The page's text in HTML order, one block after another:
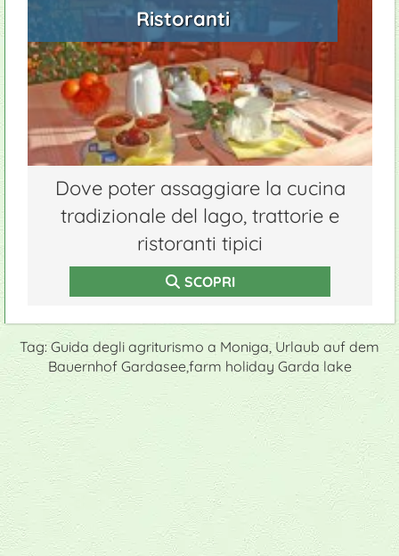
Ristoranti
Dove poter assaggiare la cucina
tradizionale del lago, trattorie e
ristoranti tipici
SCOPRI
Tag: Guida degli agriturismo a Moniga, Urlaub auf dem
Bauernhof Gardasee,farm holiday Garda lake